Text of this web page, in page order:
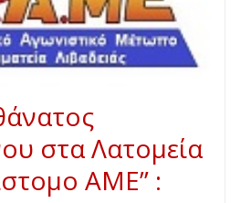
στα Λατομεία
ΑΜΕ” :